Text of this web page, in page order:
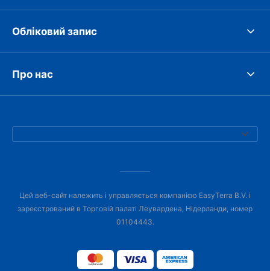
Обліковий запис
Про нас
Цей веб-сайт належить і управляється компанією EasyTerra B.V. і
зареєстрований в Торговій палаті Леувардена, Нідерланди, номер
01104443.